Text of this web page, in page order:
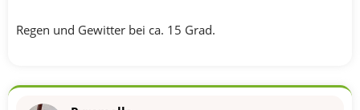
Regen und Gewitter bei ca. 15 Grad.